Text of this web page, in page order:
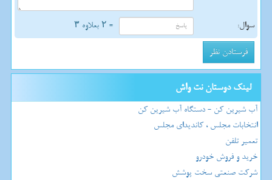
سوال: = ۲ بعلاوه ۳
لینک دوستان نت واش
آب شیرین کن - دستگاه آب شیرین کن
انتخابات مجلس ، کاندیدای مجلس
تعمیر تلفن
خرید و فروش خودرو
شرکت صنعتی سخت پوشش